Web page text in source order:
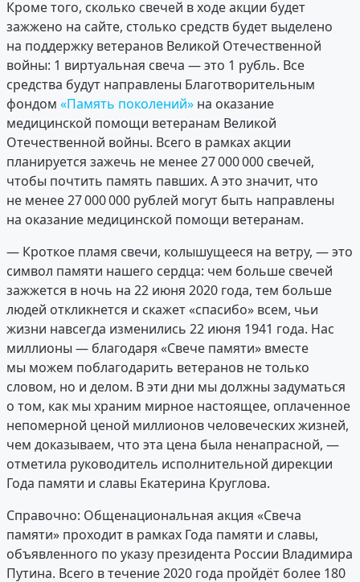
Кроме того, сколько свечей в ходе акции будет
зажжено на сайте, столько средств будет выделено
на поддержку ветеранов Великой Отечественной
войны: 1 виртуальная свеча — это 1 рубль. Все
средства будут направлены Благотворительным
фондом «Память поколений» на оказание
медицинской помощи ветеранам Великой
Отечественной войны. Всего в рамках акции
планируется зажечь не менее 27 000 000 свечей,
чтобы почтить память павших. А это значит, что
не менее 27 000 000 рублей могут быть направлены
на оказание медицинской помощи ветеранам.
— Кроткое пламя свечи, колышущееся на ветру, — это
символ памяти нашего сердца: чем больше свечей
зажжется в ночь на 22 июня 2020 года, тем больше
людей откликнется и скажет «спасибо» всем, чьи
жизни навсегда изменились 22 июня 1941 года. Нас
миллионы — благодаря «Свече памяти» вместе
мы можем поблагодарить ветеранов не только
словом, но и делом. В эти дни мы должны задуматься
о том, как мы храним мирное настоящее, оплаченное
непомерной ценой миллионов человеческих жизней,
чем доказываем, что эта цена была ненапрасной, —
отметила руководитель исполнительной дирекции
Года памяти и славы Екатерина Круглова.
Справочно: Общенациональная акция «Свеча
памяти» проходит в рамках Года памяти и славы,
объявленного по указу президента России Владимира
Путина. Всего в течение 2020 года пройдёт более 180